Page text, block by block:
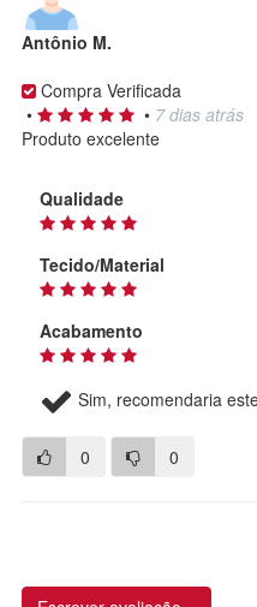
Antônio M.
Compra Verificada
•
• 7 dias atrás
Produto excelente
Qualidade
Tecido/Material
Acabamento
Sim, recomendaria
0 0